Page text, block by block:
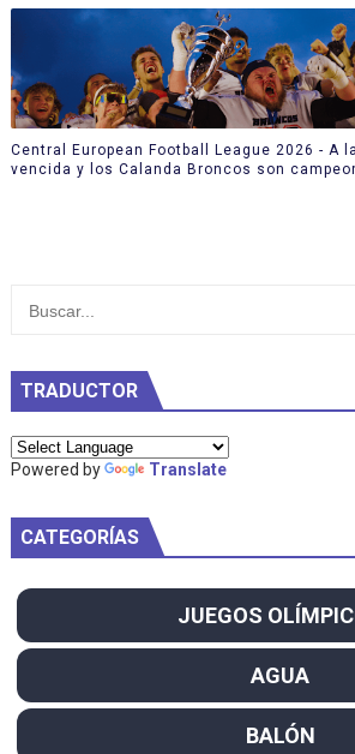
Central European Football League 2026 - A
vencida y los Calanda Broncos son
TRADUCTOR
Powered by Translate
CATEGORÍAS
JUEGOS
AGUA
BALÓN